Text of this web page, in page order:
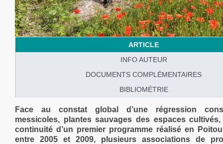
ARTICLE
INFO AUTEUR
DOCUMENTS COMPLÉMENTAIRES
BIBLIOMÉTRIE
Face au constat global d’une régression
messicoles, plantes sauvages des espaces
continuité d’un premier programme réalisé en
entre 2005 et 2009, plusieurs associations de